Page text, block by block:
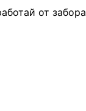
от